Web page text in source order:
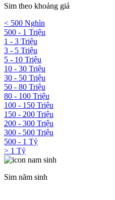
Sim theo khoảng giá
< 500 Nghìn
500 - 1 Triệu
1 - 3 Triệu
3 - 5 Triệu
5 - 10 Triệu
10 - 30 Triệu
30 - 50 Triệu
50 - 80 Triệu
80 - 100 Triệu
100 - 150 Triệu
150 - 200 Triệu
200 - 300 Triệu
300 - 500 Triệu
500 - 1 Tỷ
> 1 Tỷ
Sim năm sinh